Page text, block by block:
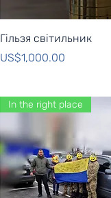
Quick View
Гільзя світильник
Price
US$1,000.00
In the right place